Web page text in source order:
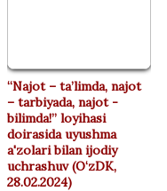
“Najot – ta’limda, najot
– tarbiyada, najot -
bilimda!” loyihasi
doirasida uyushma
a'zolari bilan ijodiy
uchrashuv (O‘zDK,
28.02.2024)